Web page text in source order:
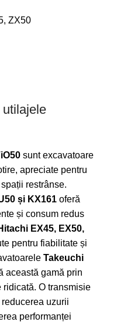
ZX50
utilajele
sunt excavatoare
apreciate pentru
restrânse.
și KX161 oferă
și consum redus
EX45, EX50,
pentru fiabilitate și
Takeuchi
această gamă prin
O transmisie
uzurii
performanței